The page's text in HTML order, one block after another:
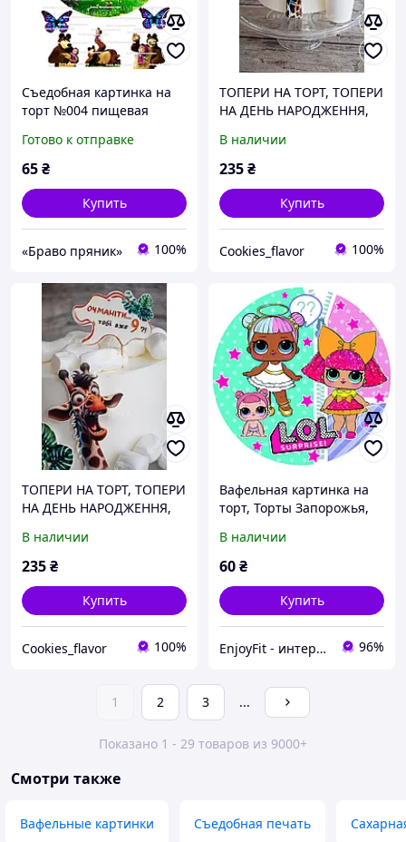
Съедобная картинка на
торт №004 пищевая
Готово к отправке
65₴
Купить
«Браво пряник» 100%
ТОПЕРИ НА ТОРТ, ТОПЕРИ
НА ДЕНЬ НАРОДЖЕННЯ,
ДЛЯ СВЯТА, КАРТИНКИ НА
ТОРТ, ЦУКРОВІ КАРТИНКИ
В наличии
235₴
Купить
Cookies_flavor 100%
ТОПЕРИ НА ТОРТ, ТОПЕРИ
НА ДЕНЬ НАРОДЖЕННЯ,
ДЛЯ СВЯТА, КАРТИНКИ НА
ТОРТ, ЦУКРОВІ КАРТИНКИ
В наличии
235₴
Купить
Cookies_flavor 100%
Вафельная картинка на
торт, Торты Запорожья,
В наличии
60₴
Купить
EnjoyFit - интернет магазин товаров для дома и быта с лучшими ценами. 96%
1 2 3 ...
Показано 1 - 29 товаров из 9000+
Смотри также
Вафельные картинки Съедобная печать